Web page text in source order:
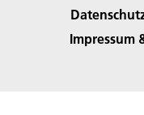
Impressum